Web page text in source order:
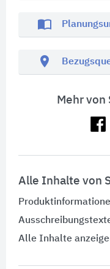
import_contacts
location_on
Mehr von
Alle Inhalte von
Alle Inhalte